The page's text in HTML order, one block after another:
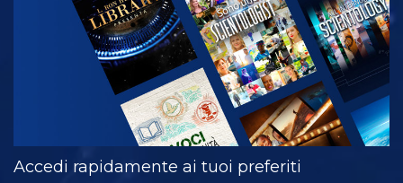
SERIE
Accedi rapidamente ai tuoi preferiti